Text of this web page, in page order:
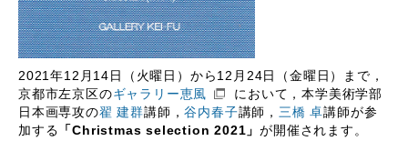
2021年12月14日（火曜日）から12月24日（金曜日）まで，
京都市左京区のギャラリー恵風
において，本学美術学部
日本画専攻の翟 建群講師，谷内春子講師， 三橋 卓講師が参
加する 「Christmas selection 2021」が開催されます。